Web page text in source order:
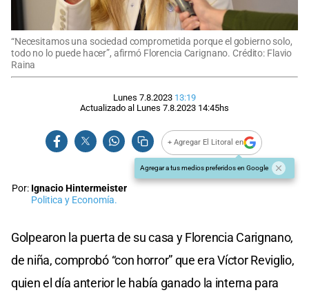
“Necesitamos una sociedad comprometida porque el gobierno solo,
todo no lo puede hacer”, afirmó Florencia Carignano. Crédito: Flavio
Raina
Lunes 7.8.2023 13:19
Actualizado al Lunes 7.8.2023 14:45hs
+ Agregar El Litoral en
Agregar a tus medios preferidos en Google
Por: Ignacio Hintermeister
Politica y Economía.
Golpearon la puerta de su casa y Florencia Carignano,
de niña, comprobó “con horror” que era Víctor Reviglio,
quien el día anterior le había ganado la interna para